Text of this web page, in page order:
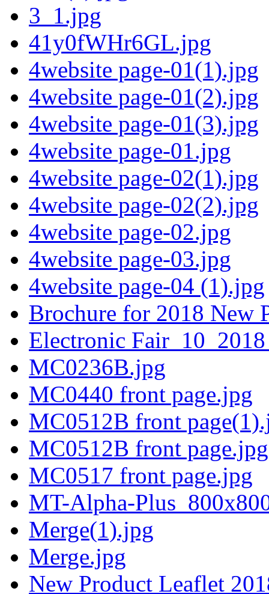
3_1.jpg
41y0fWHr6GL.jpg
4website page-01(1).jpg
4website page-01(2).jpg
4website page-01(3).jpg
4website page-01.jpg
4website page-02(1).jpg
4website page-02(2).jpg
4website page-02.jpg
4website page-03.jpg
4website page-04 (1).jpg
Brochure for 2018 New
Electronic
MC0236B.jpg
MC0440 front page.jpg
MC0512B front
MC0512B front page.jpg
MC0517 front page.jpg
MT-Alpha-
Merge(1).jpg
Merge.jpg
New Product Leaflet